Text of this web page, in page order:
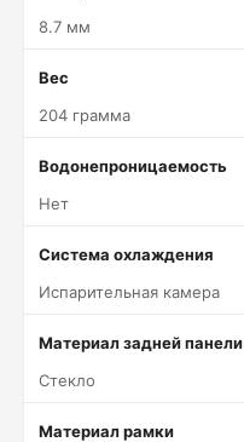
8.7 мм
Вес
204 грамма
Водонепроницаемость
Нет
Система охлаждения
Испарительная камера
Материал задней панели
Стекло
Материал рамки